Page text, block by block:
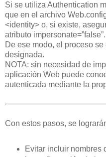
Si se utiliza Authentication
que en el archivo
<identity> o, si existe,
atributo impersonate=”false”.
De ese modo, el proceso
designada.
NOTA: sin necesidad de
aplicación Web puede
autenticada mediante la
Con estos pasos, se
Evitar incluir nombres